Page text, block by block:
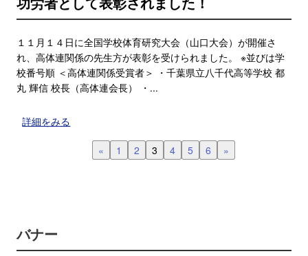
１１月１４日に全国学校体育研究大会（山口大会）が開催さ
れ、高体連関係の先生方が表彰を受けられました。 ※並びは学
校番号順 ＜高体連関係受賞者＞ ・千葉県立八千代高等学校 都
丸 輝信 校長（高体連会長） ・...
詳細をみる
« 1 2 3 4 5 6 »
バナー